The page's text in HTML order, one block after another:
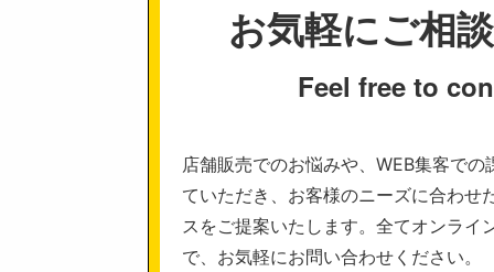
お気軽にご相
Feel free to
店舗販売でのお悩みや、WEB集客で
ていただき、お客様のニーズに合わせ
スをご提案いたします。全てオンライ
で、お気軽にお問い合わせください。